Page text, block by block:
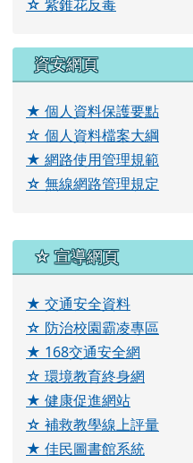
★ 運動會特刊
★ 公開授課
☆ 教師輔導與管教辦法
link to \
★ 校園安全檢查規定
link to https://
☆ 學生申訴及再申訴
宣導網頁
☆ 花蓮親師生網
★ 國家防災日
★ 教育部家庭教育專網
☆ 免費營養午餐專區
★ 12年國教
☆ 紫錐花反毒
資安網頁